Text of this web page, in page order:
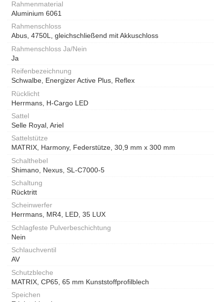
Rahmenmaterial
Aluminium 6061
Rahmenschloss
Abus, 4750L, gleichschließend mit Akkuschloss
Rahmenschloss Ja/Nein
Ja
Reifenbezeichnung
Schwalbe, Energizer Active Plus, Reflex
Rücklicht
Herrmans, H-Cargo LED
Sattel
Selle Royal, Ariel
Sattelstütze
MATRIX, Harmony, Federstütze, 30,9 mm x 300 mm
Schalthebel
Shimano, Nexus, SL-C7000-5
Schaltung
Rücktritt
Scheinwerfer
Herrmans, MR4, LED, 35 LUX
Schlagfeste Pulverbeschichtung
Nein
Schlauchventil
AV
Schutzbleche
MATRIX, CP65, 65 mm Kunststoffprofilblech
Speichen